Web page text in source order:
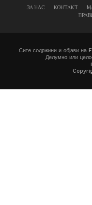
ЗА НАС КОНТАКТ
Сите содржини и објави на
Делумно или